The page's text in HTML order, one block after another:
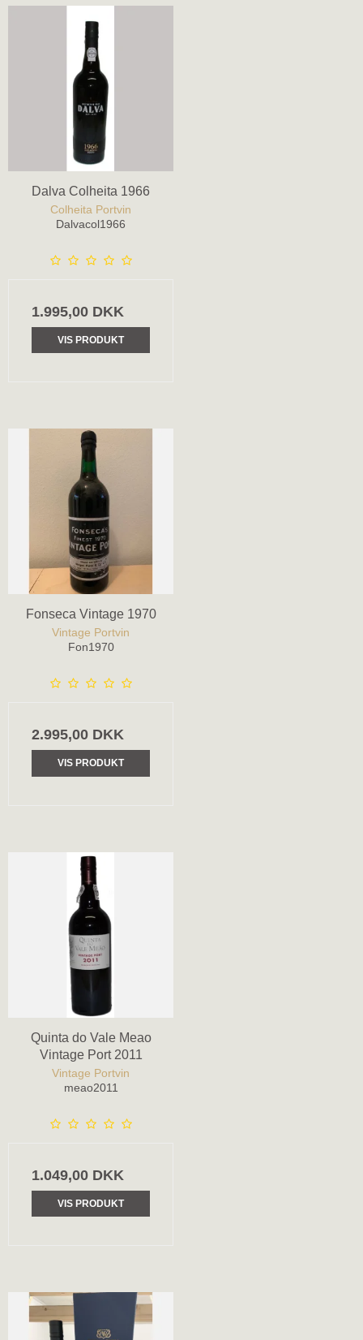
Dalva Colheita 1966
Colheita Portvin
Dalvacol1966
1.995,00 DKK
VIS PRODUKT
Fonseca Vintage 1970
Vintage Portvin
Fon1970
2.995,00 DKK
VIS PRODUKT
Quinta do Vale Meao
Vintage Port 2011
Vintage Portvin
meao2011
1.049,00 DKK
VIS PRODUKT